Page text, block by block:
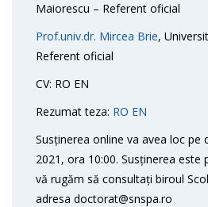
Maiorescu – Referent oficial
Prof.univ.dr. Mircea Brie,
Referent oficial
CV: RO EN
Rezumat teza: RO EN
Susținerea online va avea loc pe
2021, ora 10:00. Susținerea este
vă rugăm să consultați biroul
adresa doctorat@snspa.ro